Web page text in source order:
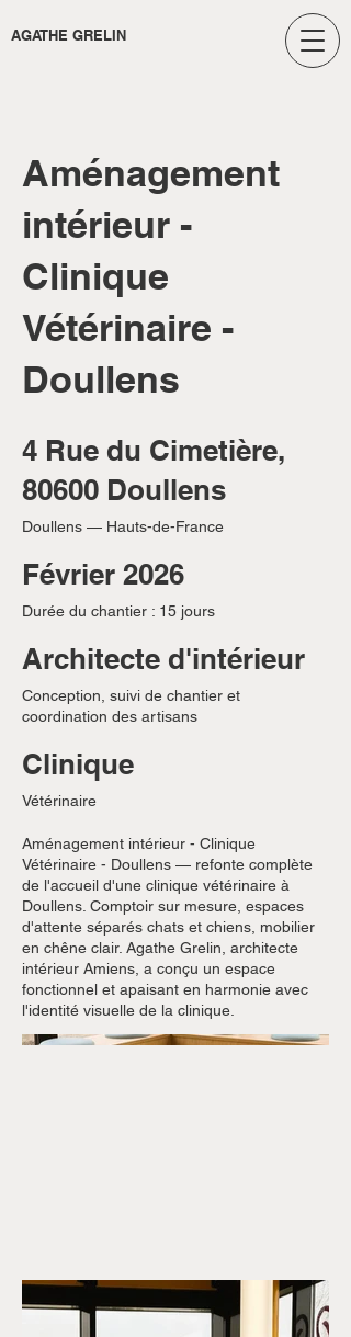
AGATHE GRELIN
Aménagement
intérieur -
Clinique
Vétérinaire -
Doullens
4 Rue du Cimetière,
80600 Doullens
Doullens — Hauts-de-France
Février 2026
Durée du chantier : 15 jours
Architecte d'intérieur
Conception, suivi de chantier et
coordination des artisans
Clinique
Vétérinaire
Aménagement intérieur - Clinique
Vétérinaire - Doullens — refonte complète
de l'accueil d'une clinique vétérinaire à
Doullens. Comptoir sur mesure, espaces
d'attente séparés chats et chiens, mobilier
en chêne clair. Agathe Grelin, architecte
intérieur Amiens, a conçu un espace
fonctionnel et apaisant en harmonie avec
l'identité visuelle de la clinique.